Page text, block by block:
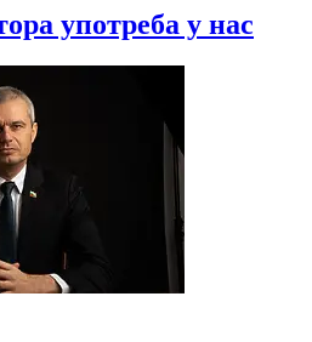
употреба у нас